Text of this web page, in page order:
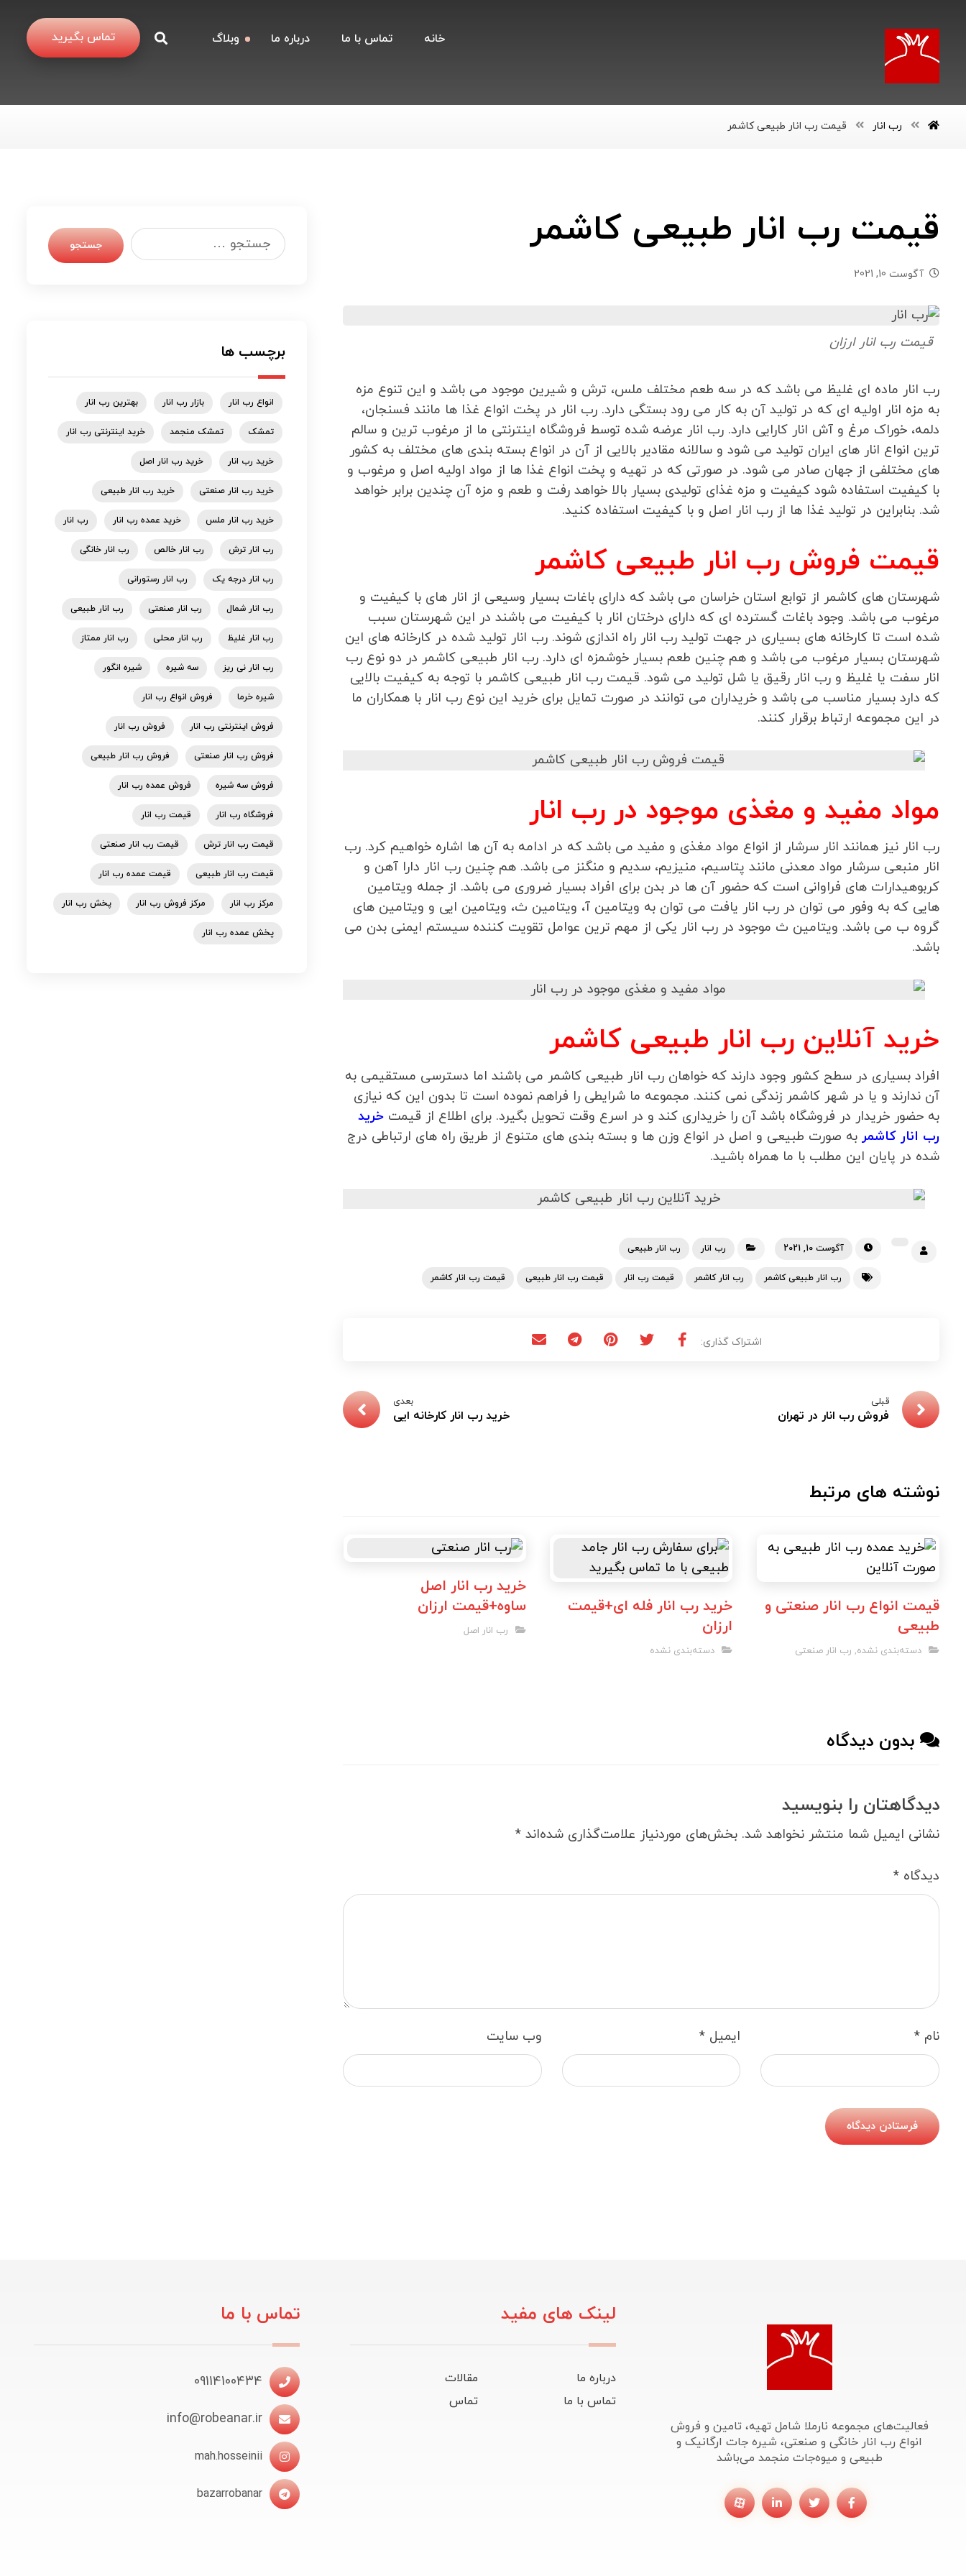
تماس بگیرید خانه تماس با ما درباره ما وبلاگ
رب انار قیمت رب انار طبیعی کاشمر
قیمت رب انار طبیعی کاشمر
آگوست 10, 2021
قیمت رب انار ارزان
رب انار ماده ای غلیظ می باشد که در سه طعم مختلف ملس، ترش و شیرین موجود می باشد و این تنوع مزه
به مزه انار اولیه ای که در تولید آن به کار می رود بستگی دارد. رب انار در پخت انواع غذا ها مانند فسنجان،
دلمه، خوراک مرغ و آش انار کارایی دارد. رب انار عرضه شده توسط فروشگاه اینترنتی ما از مرغوب ترین و سالم
ترین انواع انار های ایران تولید می شود و سالانه مقادیر بالایی از آن در انواع بسته بندی های مختلف به کشور
های مختلفی از جهان صادر می شود. در صورتی که در تهیه و پخت انواع غذا ها از مواد اولیه اصل و مرغوب و
با کیفیت استفاده شود کیفیت و مزه غذای تولیدی بسیار بالا خواهد رفت و طعم و مزه آن چندین برابر خواهد
شد. بنابراین در تولید غذا ها از رب انار اصل و با کیفیت استفاده کنید.
قیمت فروش رب انار طبیعی کاشمر
شهرستان های کاشمر از توابع استان خراسان می باشد که دارای باغات بسیار وسیعی از انار های با کیفیت و
مرغوب می باشد. وجود باغات گسترده ای که دارای درختان انار با کیفیت می باشند در این شهرستان سبب
شده است تا کارخانه های بسیاری در جهت تولید رب انار راه اندازی شوند. رب انار تولید شده در کارخانه های این
شهرستان بسیار مرغوب می باشد و هم چنین طعم بسیار خوشمزه ای دارد. رب انار طبیعی کاشمر در دو نوع رب
انار سفت یا غلیظ و رب انار رقیق یا شل تولید می شود. قیمت رب انار طبیعی کاشمر با توجه به کیفیت بالایی
که دارد بسیار مناسب می باشد و خریداران می توانند در صورت تمایل برای خرید این نوع رب انار با همکاران ما
در این مجموعه ارتباط برقرار کنند.
مواد مفید و مغذی موجود در رب انار
رب انار نیز همانند انار سرشار از انواع مواد مغذی و مفید می باشد که در ادامه به آن ها اشاره خواهیم کرد. رب
انار منبعی سرشار مواد معدنی مانند پتاسیم، منیزیم، سدیم و منگنز می باشد. هم چنین رب انار دارا آهن و
کربوهیدارات های فراوانی است که حضور آن ها در بدن برای افراد بسیار ضروری می باشد. از جمله ویتامین
هایی که به وفور می توان در رب انار یافت می توان به ویتامین آ، ویتامین ث، ویتامین ایی و ویتامین های
گروه ب می باشد. ویتامین ث موجود در رب انار یکی از مهم ترین عوامل تقویت کننده سیستم ایمنی بدن می
باشد.
خرید آنلاین رب انار طبیعی کاشمر
افراد بسیاری در سطح کشور وجود دارند که خواهان رب انار طبیعی کاشمر می باشند اما دسترسی مستقیمی به
آن ندارند و یا در شهر کاشمر زندگی نمی کنند. مجموعه ما شرایطی را فراهم نموده است تا بدون این که نیازی
به حضور خریدار در فروشگاه باشد آن را خریداری کند و در اسرع وقت تحویل بگیرد. برای اطلاع از قیمت خرید
رب انار کاشمر به صورت طبیعی و اصل در انواع وزن ها و بسته بندی های متنوع از طریق راه های ارتباطی درج
شده در پایان این مطلب با ما همراه باشید.
آگوست 10, 2021 رب انار رب انار طبیعی
رب انار طبیعی کاشمر رب انار کاشمر قیمت رب انار قیمت رب انار طبیعی قیمت رب انار کاشمر
قبلی
فروش رب انار در تهران
بعدی
خرید رب انار کارخانه ایی
نوشته های مرتبط
قیمت انواع رب انار صنعتی و
طبیعی
دسته‌بندی نشده, رب انار صنعتی
خرید رب انار فله ای+قیمت
ارزان
دسته‌بندی نشده
خرید رب انار اصل
ساوه+قیمت ارزان
رب انار اصل
بدون دیدگاه
دیدگاهتان را بنویسید
نشانی ایمیل شما منتشر نخواهد شد. بخش‌های موردنیاز علامت‌گذاری شده‌اند *
دیدگاه *
نام * ایمیل * وب‌ سایت
فرستادن دیدگاه
جستجو
برچسب ها
انواع رب انار بازار رب انار بهترین رب انار
تمشک تمشک منجمد خرید اینترنتی رب انار
خرید رب انار خرید رب انار اصل
خرید رب انار صنعتی خرید رب انار طبیعی
خرید رب انار ملس خرید عمده رب انار رب انار
رب انار ترش رب انار خالص رب انار خانگی
رب انار درجه یک رب انار رستورانی
رب انار شمال رب انار صنعتی رب انار طبیعی
رب انار غلیظ رب انار محلی رب انار ممتاز
رب انار نی ریز سه شیره شیره انگور
شیره خرما فروش انواع رب انار
فروش اینترنتی رب انار فروش رب انار
فروش رب انار صنعتی فروش رب انار طبیعی
فروش سه شیره فروش عمده رب انار
فروشگاه رب انار قیمت رب انار
قیمت رب انار ترش قیمت رب انار صنعتی
قیمت رب انار طبیعی قیمت عمده رب انار
مرکز رب انار مرکز فروش رب انار پخش رب انار
پخش عمده رب انار
فعالیت‌های مجموعه نارملا شامل تهیه، تامین و فروش
انواع رب انار خانگی و صنعتی، شیره جات ارگانیک و
طبیعی و میوه‌جات منجمد می‌باشد
لینک های مفید
درباره ما
مقالات
تماس با ما
تماس
تماس با ما
09114100434
info@robeanar.ir
mah.hosseinii
bazarrobanar